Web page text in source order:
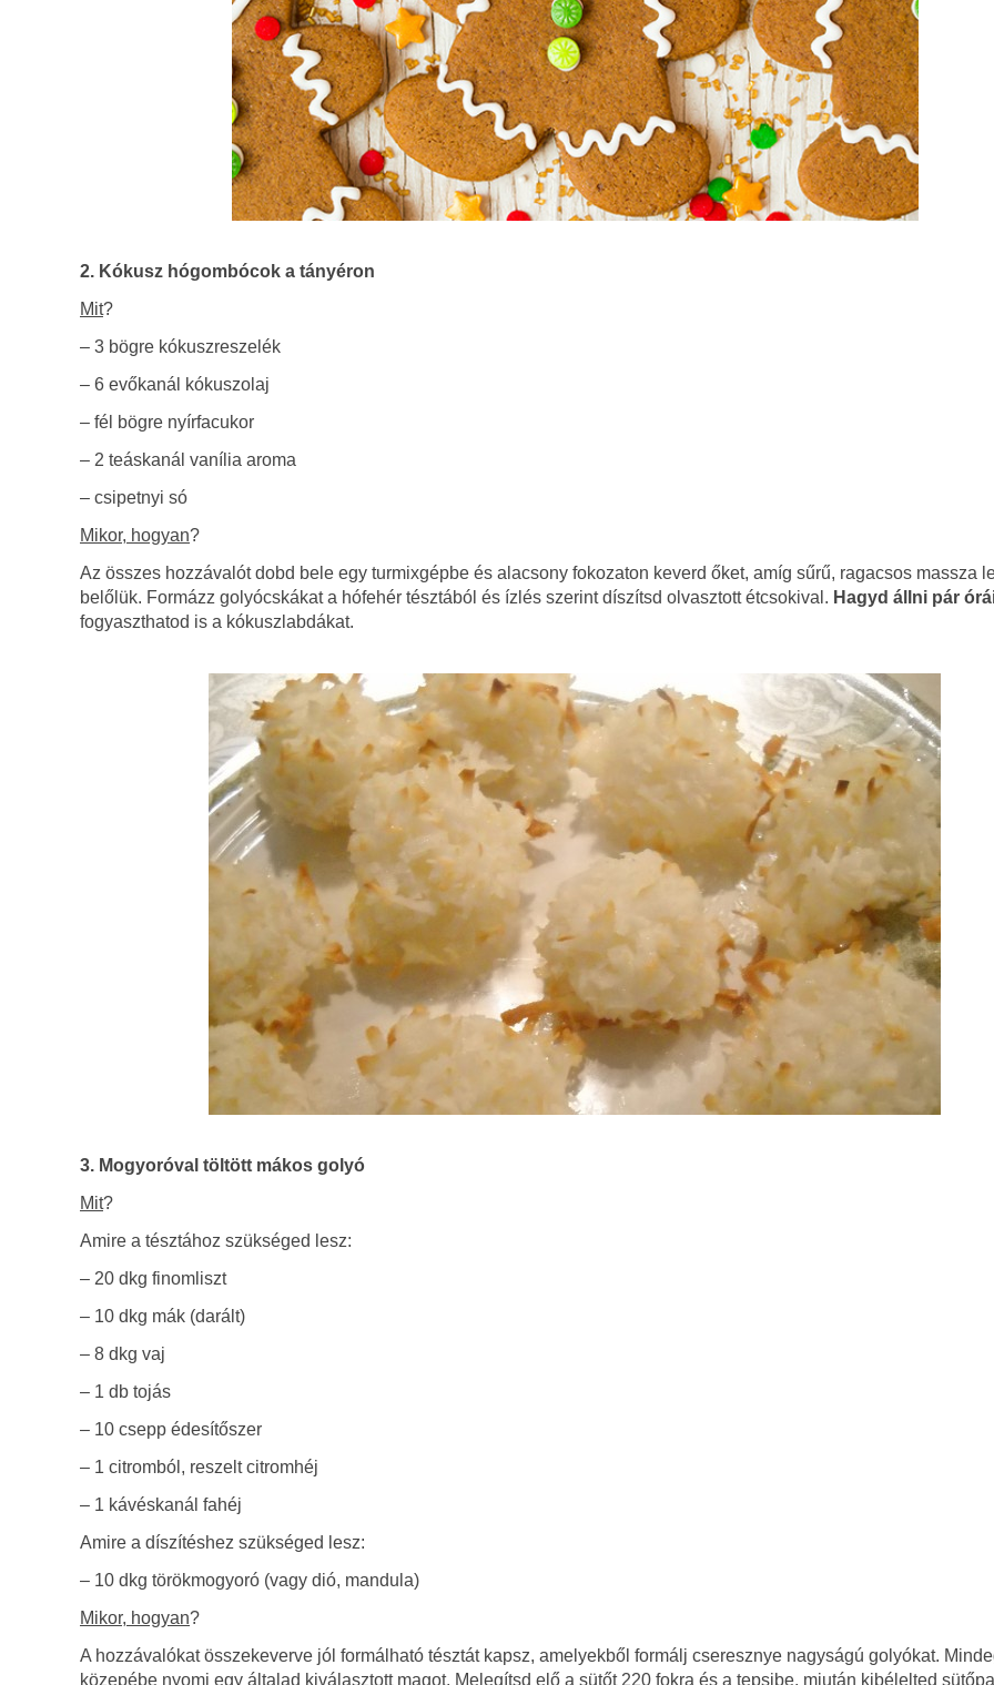
2. Kókusz hógombócok a tányéron
Mit?
– 3 bögre kókuszreszelék
– 6 evőkanál kókuszolaj
– fél bögre nyírfacukor
– 2 teáskanál vanília aroma
– csipetnyi só
Mikor, hogyan?
Az összes hozzávalót dobd bele egy turmixgépbe és alacsony fokozaton keverd őket, amíg sűrű, ragacsos massza
belőlük. Formázz golyócskákat a hófehér tésztából és ízlés szerint díszítsd olvasztott étcsokival. Hagyd állni pár
fogyaszthatod is a kókuszlabdákat.
3. Mogyoróval töltött mákos golyó
Mit?
Amire a tésztához szükséged lesz:
– 20 dkg finomliszt
– 10 dkg mák (darált)
– 8 dkg vaj
– 1 db tojás
– 10 csepp édesítőszer
– 1 citromból, reszelt citromhéj
– 1 kávéskanál fahéj
Amire a díszítéshez szükséged lesz:
– 10 dkg törökmogyoró (vagy dió, mandula)
Mikor, hogyan?
A hozzávalókat összekeverve jól formálható tésztát kapsz, amelyekből formálj cseresznye nagyságú golyókat.
közepébe nyomj egy általad kiválasztott magot. Melegítsd elő a sütőt 220 fokra és a tepsibe, miután kibélelted